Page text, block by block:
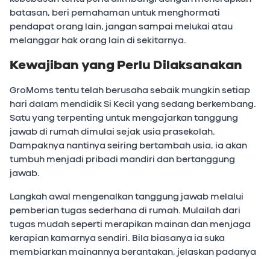
batasan, beri pemahaman untuk menghormati
pendapat orang lain, jangan sampai melukai atau
melanggar hak orang lain di sekitarnya.
Kewajiban yang Perlu Dilaksanakan
GroMoms tentu telah berusaha sebaik mungkin setiap
hari dalam mendidik Si Kecil yang sedang berkembang.
Satu yang terpenting untuk mengajarkan tanggung
jawab di rumah dimulai sejak usia prasekolah.
Dampaknya nantinya seiring bertambah usia, ia akan
tumbuh menjadi pribadi mandiri dan bertanggung
jawab.
Langkah awal mengenalkan tanggung jawab melalui
pemberian tugas sederhana di rumah. Mulailah dari
tugas mudah seperti merapikan mainan dan menjaga
kerapian kamarnya sendiri. Bila biasanya ia suka
membiarkan mainannya berantakan, jelaskan padanya